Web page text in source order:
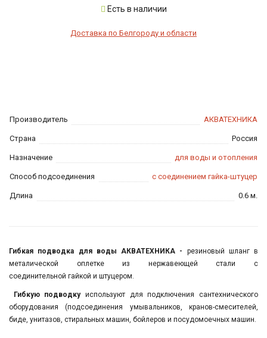
Производитель АКВАТЕХНИКА
Страна Россия
Назначение для воды и отопления
Способ подсоединения с соединением гайка-штуцер
Длина 0.6 м.
Есть в наличии
Доставка по Белгороду и области
Гибкая подводка для воды АКВАТЕХНИКА - резиновый шланг в
металической оплетке из нержавеющей стали с
соединительной гайкой и штуцером.
Гибкую подводку используют для подключения сантехнического
оборудования (подсоединения умывальников, кранов-смесителей,
биде, унитазов, стиральных машин, бойлеров и посудомоечных машин.